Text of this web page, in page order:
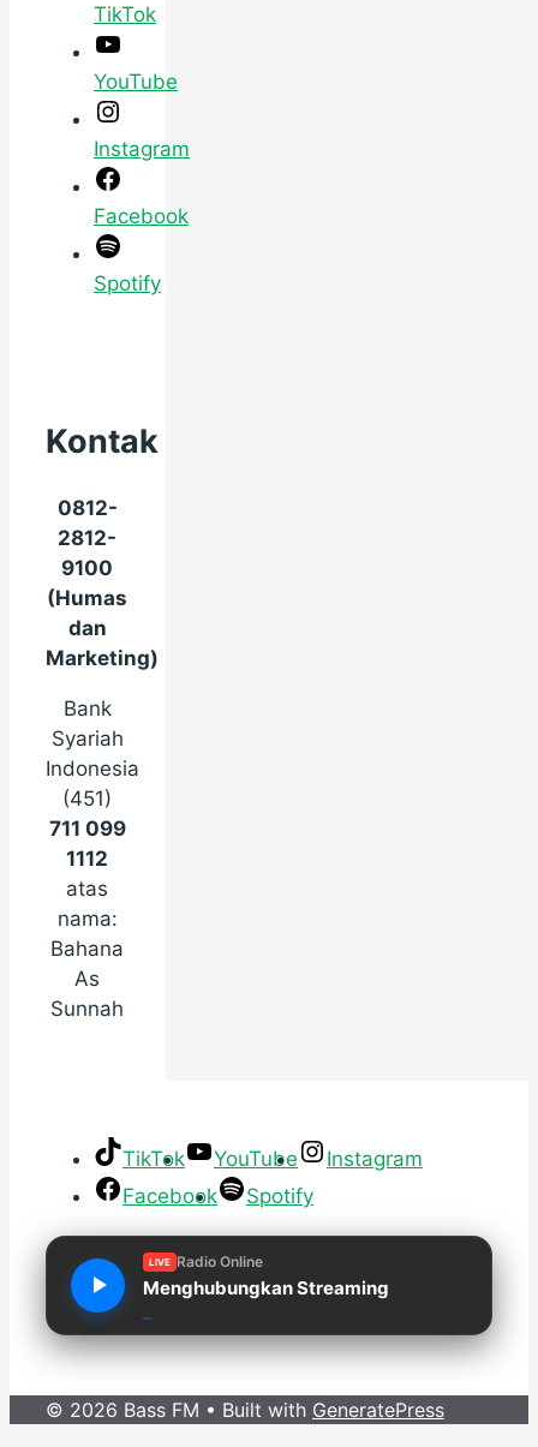
TikTok
YouTube
Instagram
Facebook
Spotify
Kontak
0812-
2812-
9100
(Humas
dan
Marketing)
Bank
Syariah
Indonesia
(451)
711 099
1112
atas
nama:
Bahana
As
Sunnah
TikTok YouTube
Instagram
Facebook
Spotify
LIVE Radio Online
Menghubungkan Streaming
© 2026 Bass FM • Built with GeneratePress